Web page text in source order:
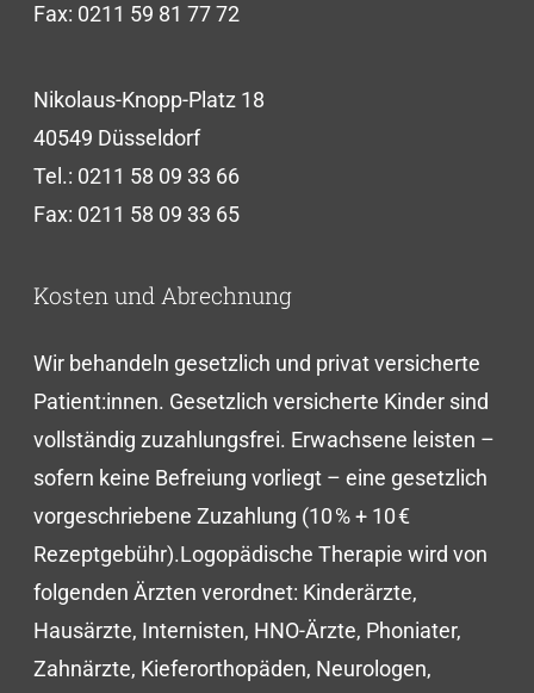
Fax: 0211 59 81 77 72
Nikolaus-Knopp-Platz 18
40549 Düsseldorf
Tel.: 0211 58 09 33 66
Fax: 0211 58 09 33 65
Kosten und Abrechnung
Wir behandeln gesetzlich und privat versicherte
Patient:innen. Gesetzlich versicherte Kinder sind
vollständig zuzahlungsfrei. Erwachsene leisten –
sofern keine Befreiung vorliegt – eine gesetzlich
vorgeschriebene Zuzahlung (10 % + 10 €
Rezeptgebühr).Logopädische Therapie wird von
folgenden Ärzten verordnet: Kinderärzte,
Hausärzte, Internisten, HNO-Ärzte, Phoniater,
Zahnärzte, Kieferorthopäden, Neurologen,